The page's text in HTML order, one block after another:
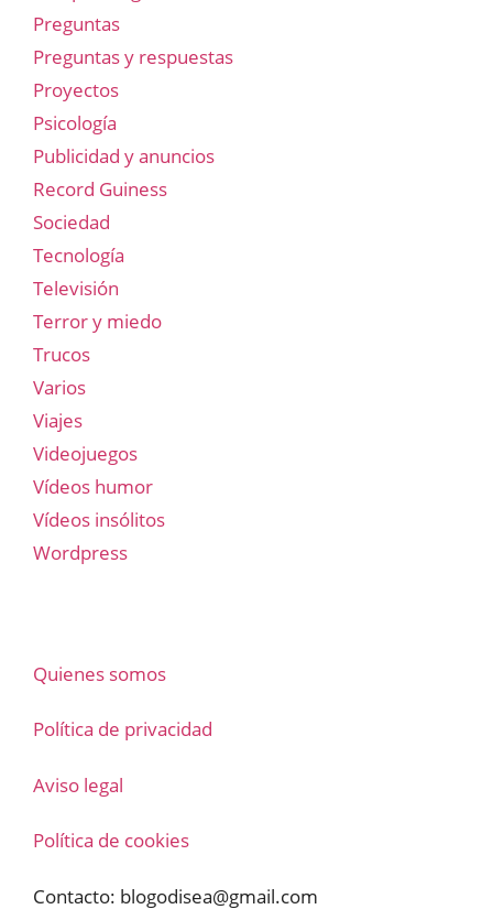
Preguntas
Preguntas y respuestas
Proyectos
Psicología
Publicidad y anuncios
Record Guiness
Sociedad
Tecnología
Televisión
Terror y miedo
Trucos
Varios
Viajes
Videojuegos
Vídeos humor
Vídeos insólitos
Wordpress
Quienes somos
Política de privacidad
Aviso legal
Política de cookies
Contacto: blogodisea@gmail.com